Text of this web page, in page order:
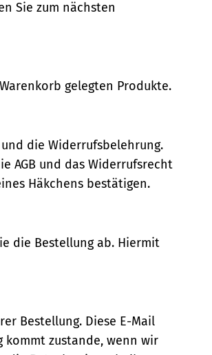
Sie zum nächsten
gelegten Produkte.
die Widerrufsbelehrung.
AGB und das Widerrufsrecht
Häkchens bestätigen.
die Bestellung ab. Hiermit
Bestellung. Diese E-Mail
kommt zustande, wenn wir